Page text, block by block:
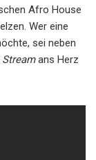
Afro House
Wer eine
sei neben
Streamans Herz